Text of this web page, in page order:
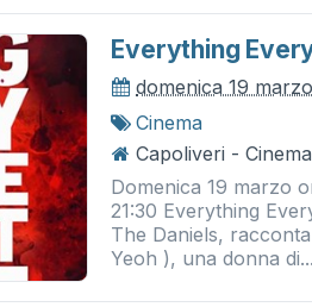
Everything
domenica 19
Cinema
Capoliveri -
Domenica 19 marzo
21:30 Everything
The Daniels,
Yeoh ), una donna di...